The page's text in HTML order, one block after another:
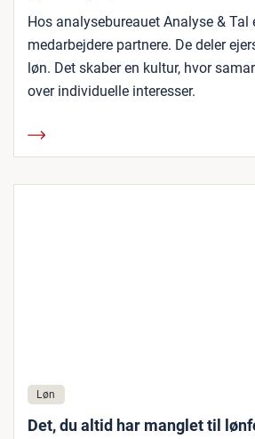
Hos analysebureauet Analyse & Tal
medarbejdere partnere. De deler
løn. Det skaber en kultur, hvor
over individuelle interesser.
Løn
Det, du altid har manglet til